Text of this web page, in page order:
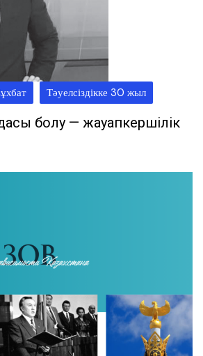
Тәуелсіздікке 30 жыл
болу — жауапкершілік